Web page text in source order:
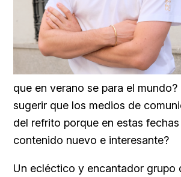
que en verano se para el mundo?
sugerir que los medios de
del refrito porque en estas
contenido nuevo e interesante?
Un ecléctico y encantador grupo